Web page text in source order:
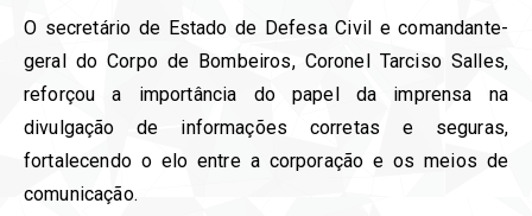
O secretário de Estado de Defesa Civil e comandante-
geral do Corpo de Bombeiros, Coronel Tarciso Salles,
reforçou a importância do papel da imprensa na
divulgação de informações corretas e seguras,
fortalecendo o elo entre a corporação e os meios de
comunicação.